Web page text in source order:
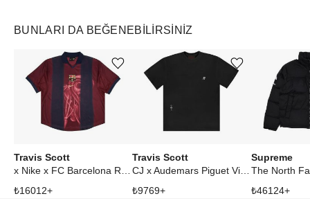
BUNLARI DA BEĞENEBILIRSINIZ
Travis Scott
x Nike x FC Barcelona Retro 2000/01 Home Skeleton Jersey Multicolor
₺16012+
Ürünü istek listesine ekle veya listeden çıkar
Travis Scott
CJ x Audemars Piguet Vintage Tee Black
₺9769+
Ürünü istek listesine ekle veya listeden çıkar
Supreme
₺46124+